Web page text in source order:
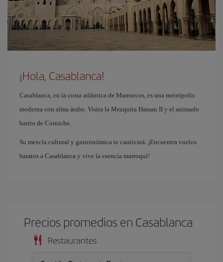
¡Hola, Casablanca!
Casablanca, en la costa atlántica de Marruecos, es una metrópolis
moderna con alma árabe. Visita la Mezquita Hassan II y el animado
barrio de Corniche.
Su mezcla cultural y gastronómica te cautivará. ¡Encuentra vuelos
baratos a Casablanca y vive la esencia marroquí!
Precios promedios en Casablanca
Restaurantes